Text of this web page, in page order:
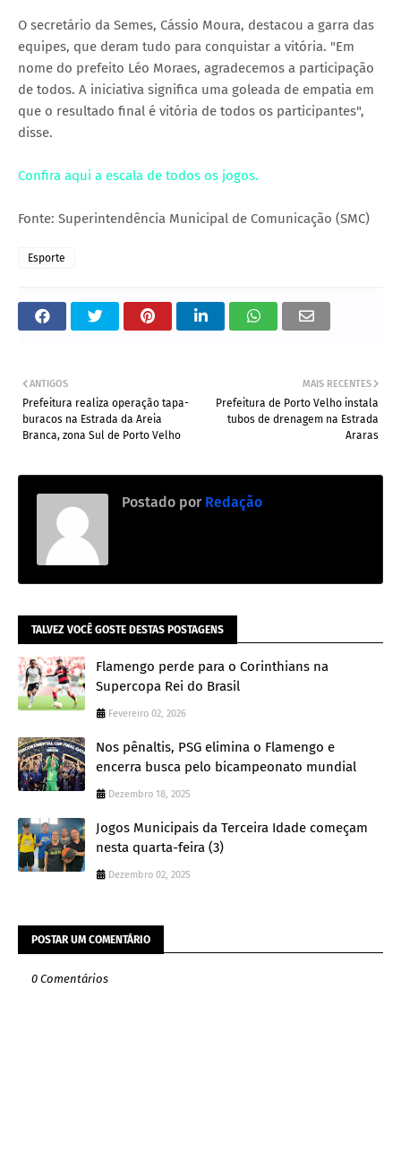
O secretário da Semes, Cássio Moura, destacou a garra das
equipes, que deram tudo para conquistar a vitória. "Em
nome do prefeito Léo Moraes, agradecemos a participação
de todos. A iniciativa significa uma goleada de empatia em
que o resultado final é vitória de todos os participantes",
disse.
Confira aqui a escala de todos os jogos.
Fonte: Superintendência Municipal de Comunicação (SMC)
Esporte
MAIS RECENTES
Prefeitura de Porto Velho instala
tubos de drenagem na Estrada
Araras
ANTIGOS
Prefeitura realiza operação tapa-
buracos na Estrada da Areia
Branca, zona Sul de Porto Velho
Postado por Redação
TALVEZ VOCÊ GOSTE DESTAS POSTAGENS
Flamengo perde para o Corinthians na
Supercopa Rei do Brasil
Fevereiro 02, 2026
Nos pênaltis, PSG elimina o Flamengo e
encerra busca pelo bicampeonato mundial
Dezembro 18, 2025
Jogos Municipais da Terceira Idade começam
nesta quarta-feira (3)
Dezembro 02, 2025
POSTAR UM COMENTÁRIO
0 Comentários